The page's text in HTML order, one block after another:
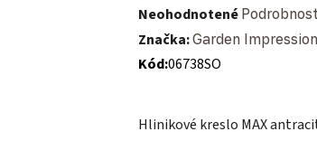
Priemerné hodnotenie
Neohodnotené
Značka:Garden
Kód:06738SO
Hlinikové kreslo MAX